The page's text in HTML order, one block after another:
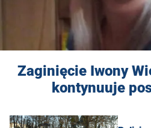
Zaginięcie Iwony
kontynuuje